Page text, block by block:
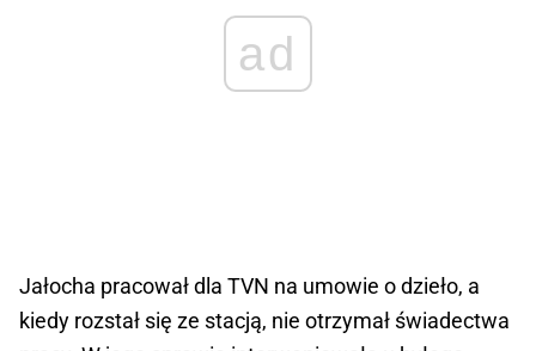
ad
Jałocha pracował dla TVN na umowie o dzieło, a
kiedy rozstał się ze stacją, nie otrzymał świadectwa